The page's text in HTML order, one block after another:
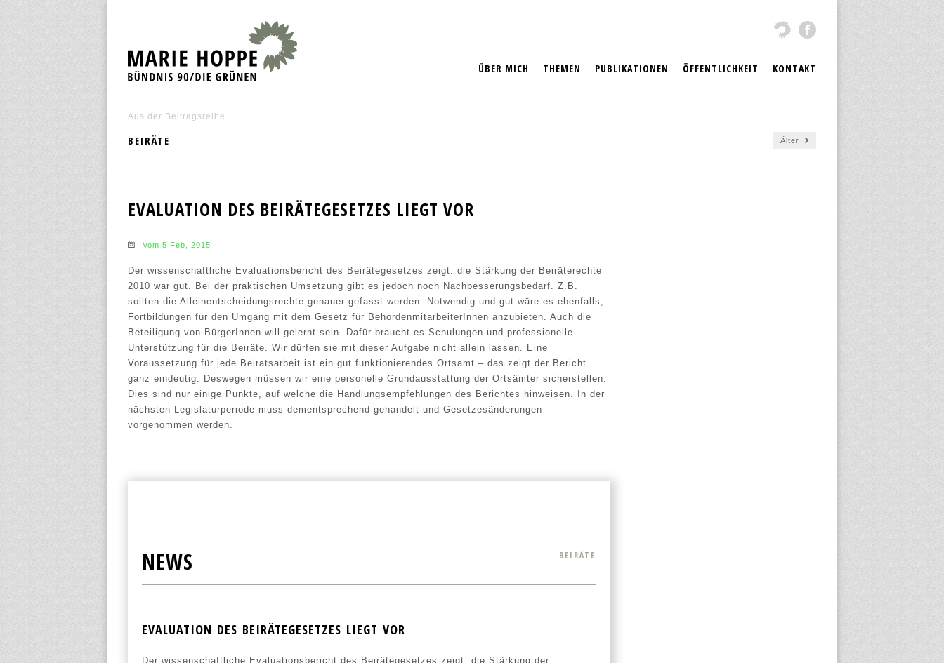
ÜBER MICH THEMEN PUBLIKATIONEN ÖFFENTLICHKEIT KONTAKT
Aus der Beitragsreihe
BEIRÄTE Älter
EVALUATION DES BEIRÄTEGESETZES LIEGT VOR
Vom 5 Feb, 2015
Der wissenschaftliche Evaluationsbericht des Beirätegesetzes zeigt: die Stärkung der Beiräterechte
2010 war gut. Bei der praktischen Umsetzung gibt es jedoch noch Nachbesserungsbedarf. Z.B.
sollten die Alleinentscheidungsrechte genauer gefasst werden. Notwendig und gut wäre es ebenfalls,
Fortbildungen für den Umgang mit dem Gesetz für BehördenmitarbeiterInnen anzubieten. Auch die
Beteiligung von BürgerInnen will gelernt sein. Dafür braucht es Schulungen und professionelle
Unterstützung für die Beiräte. Wir dürfen sie mit dieser Aufgabe nicht allein lassen. Eine
Voraussetzung für jede Beiratsarbeit ist ein gut funktionierendes Ortsamt – das zeigt der Bericht
ganz eindeutig. Deswegen müssen wir eine personelle Grundausstattung der Ortsämter sicherstellen.
Dies sind nur einige Punkte, auf welche die Handlungsempfehlungen des Berichtes hinweisen. In der
nächsten Legislaturperiode muss dementsprechend gehandelt und Gesetzesänderungen
vorgenommen werden.
NEWS BEIRÄTE
EVALUATION DES BEIRÄTEGESETZES LIEGT VOR
Der wissenschaftliche Evaluationsbericht des Beirätegesetzes zeigt: die Stärkung der